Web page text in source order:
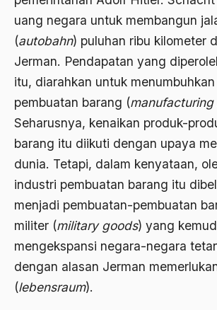
uang negara untuk membangun
(autobahn) puluhan ribu kilometer
Jerman. Pendapatan yang
itu, diarahkan untuk
pembuatan barang (
Seharusnya, kenaikan produk-
barang itu diikuti dengan upaya
dunia. Tetapi, dalam kenyataan,
industri pembuatan barang itu
menjadi pembuatan-pembuatan
militer (military goods) yang
mengekspansi negara-negara
dengan alasan Jerman
(lebensraum).
ahlul sunnah wal jamaah
Ahlussunnah
Ahlussunnah Wal jamaah
Ahmad Benbella
Ahmad Daudy
Ahmad Dhani
Ahmad Khomeini
Ahmad Syafi’i Ma’arif
Ahmad Tirtisudiro
ahmad wahib